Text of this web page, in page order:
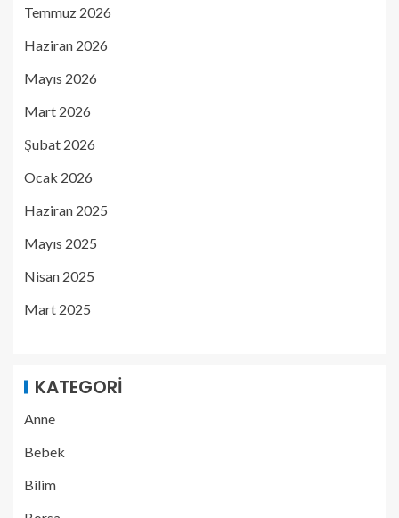
Temmuz 2026
Haziran 2026
Mayıs 2026
Mart 2026
Şubat 2026
Ocak 2026
Haziran 2025
Mayıs 2025
Nisan 2025
Mart 2025
KATEGORI
Anne
Bebek
Bilim